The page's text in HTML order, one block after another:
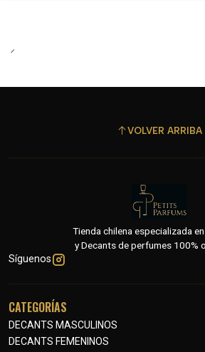
VOLVER ARRIBA
Tienda chilena especializada
y Decants de perfumes 100%
Síguenos
CATEGORÍAS
DECANTS MASCULINOS
DECANTS FEMENINOS